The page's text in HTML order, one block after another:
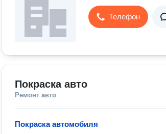
Телефон
Покраска авто
Ремонт авто
Покраска автомобиля